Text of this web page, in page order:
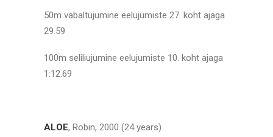
50m vabaltujumine eelujumiste 27. koht ajaga
29.59
100m seliliujumine eelujumiste 10. koht ajaga
1:12.69
ALOE, Robin, 2000 (24 years)